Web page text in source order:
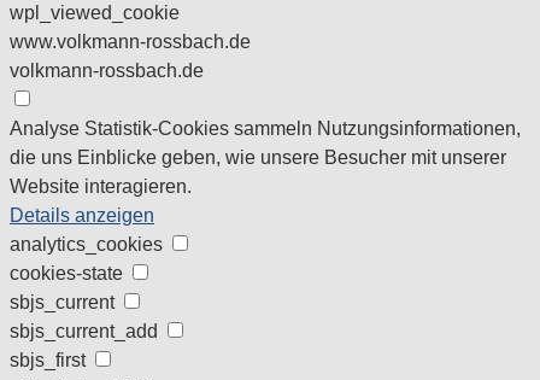
wpl_viewed_cookie
www.volkmann-rossbach.de
volkmann-rossbach.de
Analyse Statistik-Cookies sammeln Nutzungsinformationen,
die uns Einblicke geben, wie unsere Besucher mit unserer
Website interagieren.
Details anzeigen
analytics_cookies
cookies-state
sbjs_current
sbjs_current_add
sbjs_first